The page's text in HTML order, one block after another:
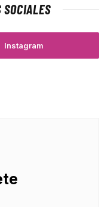
SOCIALES
Instagram